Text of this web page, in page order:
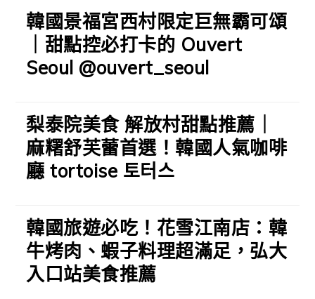
韓國景福宮西村限定巨無霸可頌
｜甜點控必打卡的 Ouvert
Seoul @ouvert_seoul
梨泰院美食 解放村甜點推薦｜
麻糬舒芙蕾首選！韓國人氣咖啡
廳 tortoise 토터스
韓國旅遊必吃！花雪江南店：韓
牛烤肉、蝦子料理超滿足，弘大
入口站美食推薦